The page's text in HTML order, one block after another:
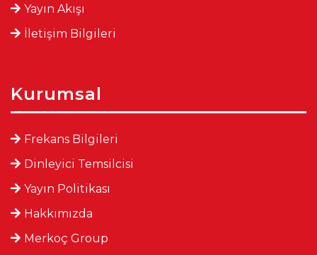
Yayın Akışı
İletişim Bilgileri
Kurumsal
Frekans Bilgileri
Dinleyici Temsilcisi
Yayın Politikası
Hakkımızda
Merkoç Group